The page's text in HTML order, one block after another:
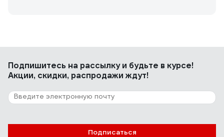
Подпишитесь на рассылкуи будьте в курсе!
Акции, скидки, распродажи ждут!
Подписаться